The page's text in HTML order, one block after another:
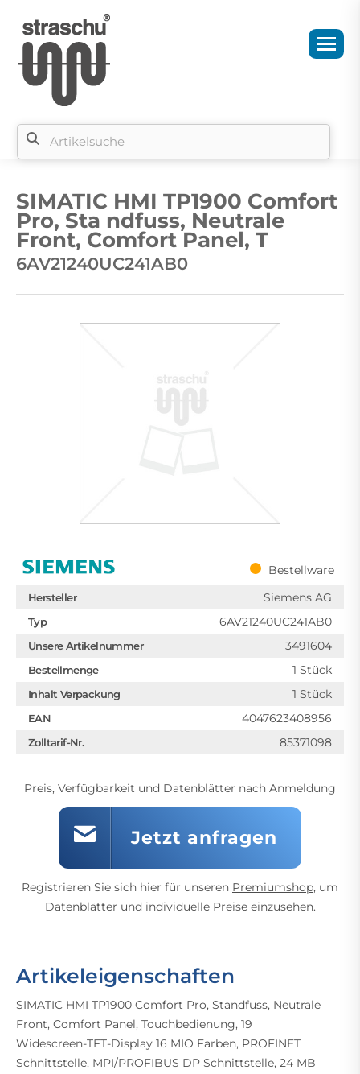
SIMATIC HMI TP1900 Comfort
Pro, Sta ndfuss, Neutrale
Front, Comfort Panel, T
6AV21240UC241AB0
Bestellware
Hersteller Siemens AG
Typ 6AV21240UC241AB0
Unsere Artikelnummer 3491604
Bestellmenge 1 Stück
Inhalt Verpackung 1 Stück
EAN 4047623408956
Zolltarif-Nr. 85371098
Preis, Verfügbarkeit und Datenblätter nach Anmeldung
Jetzt anfragen
Registrieren Sie sich hier für unseren Premiumshop, um
Datenblätter und individuelle Preise einzusehen.
Artikeleigenschaften
SIMATIC HMI TP1900 Comfort Pro, Standfuss, Neutrale
Front, Comfort Panel, Touchbedienung, 19
Widescreen-TFT-Display 16 MIO Farben, PROFINET
Schnittstelle, MPI/PROFIBUS DP Schnittstelle, 24 MB